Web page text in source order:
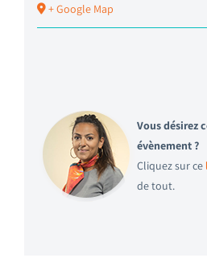
+ Google Map
Vous désirez
évènement ?
Cliquez sur ce
de tout.